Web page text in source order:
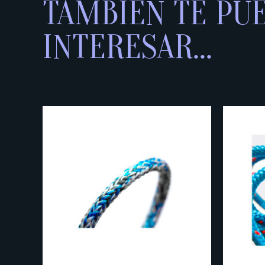
TAMBIÉN TE
INTERESAR...